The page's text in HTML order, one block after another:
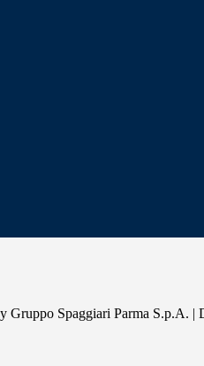
Gruppo Spaggiari Parma S.p.A.